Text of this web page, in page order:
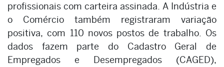
profissionais com carteira assinada. A Indústria e
o Comércio também registraram variação
positiva, com 110 novos postos de trabalho. Os
dados fazem parte do Cadastro Geral de
Empregados e Desempregados (CAGED),